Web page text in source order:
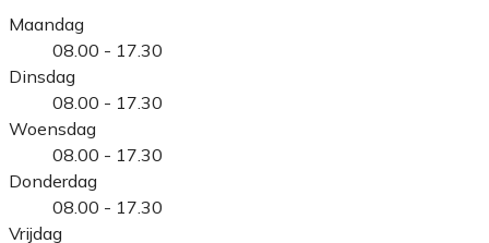
Maandag
08.00 - 17.30
Dinsdag
08.00 - 17.30
Woensdag
08.00 - 17.30
Donderdag
08.00 - 17.30
Vrijdag